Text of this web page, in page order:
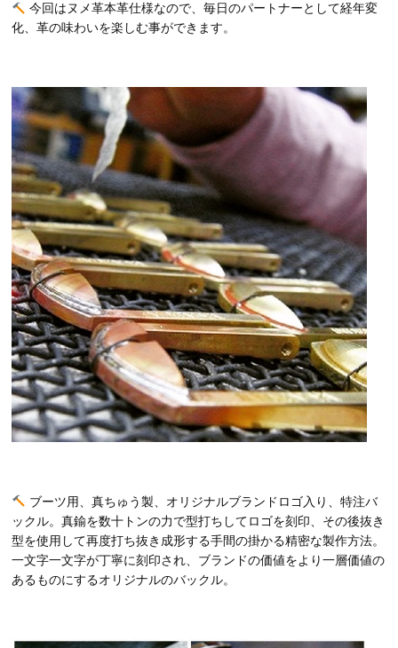
今回はヌメ革本革仕様なので、毎日のパートナーとして経年変
化、革の味わいを楽しむ事ができます。
ブーツ用、真ちゅう製、オリジナルブランドロゴ入り、特注バ
ックル。真鍮を数十トンの力で型打ちしてロゴを刻印、その後抜き
型を使用して再度打ち抜き成形する手間の掛かる精密な製作方法。
一文字一文字が丁寧に刻印され、ブランドの価値をより一層価値の
あるものにするオリジナルのバックル。